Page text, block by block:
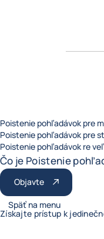
Poistenie pohľadávok pre
Poistenie pohľadávok pre
Poistenie pohľadávok re
Čo je Poistenie
Objavte
Späť na menu
Získajte prístup k